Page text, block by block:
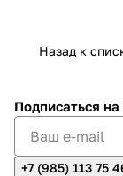
Назад к
Подписаться на
+7 (985) 113 75